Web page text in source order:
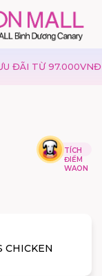
TỪ 97.000VNĐ
TÍCH
ĐIỂM
WAON